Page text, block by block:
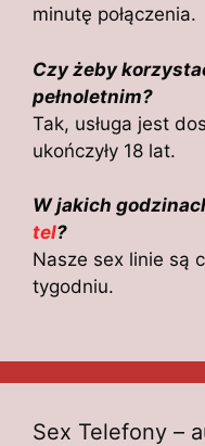
minutę połączenia.
Czy żeby
pełnoletnim?
Tak, usługa jest
ukończyły 18 lat.
W jakich
tel?
Nasze sex linie są
tygodniu.
Sex Telefony –